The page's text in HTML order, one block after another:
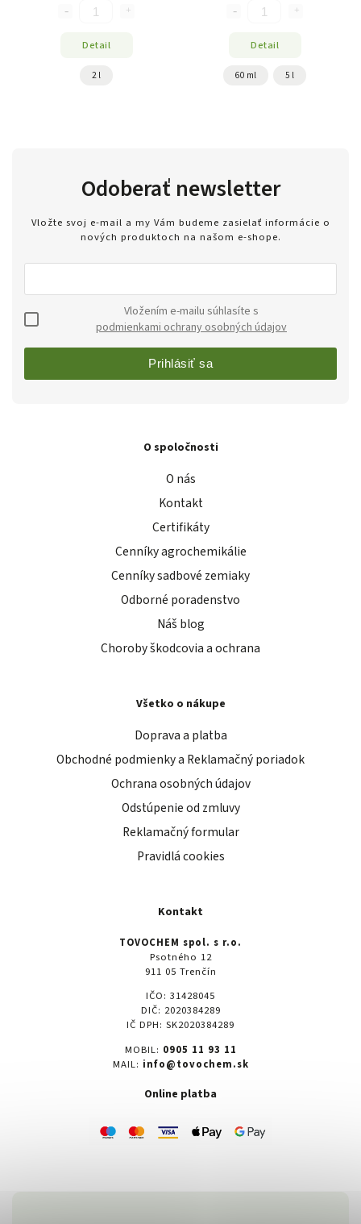
Detail
2 l
Detail
60 ml 5 l
Odoberať newsletter
Vložte svoj e-mail a my Vám budeme zasielať informácie o
nových produktoch na našom e-shope.
podmienkami ochrany osobných údajov
Prihlásiť sa
O spoločnosti
O nás
Kontakt
Certifikáty
Cenníky agrochemikálie
Cenníky sadbové zemiaky
Odborné poradenstvo
Náš blog
Choroby škodcovia a ochrana
Všetko o nákupe
Doprava a platba
Obchodné podmienky a Reklamačný poriadok
Ochrana osobných údajov
Odstúpenie od zmluvy
Reklamačný formular
Pravidlá cookies
Kontakt
TOVOCHEM spol. s r.o.
Psotného 12
911 05 Trenčín
IČO: 31428045
DIČ: 2020384289
IČ DPH: SK2020384289
MOBIL: 0905 11 93 11
MAIL: info@tovochem.sk
Online platba